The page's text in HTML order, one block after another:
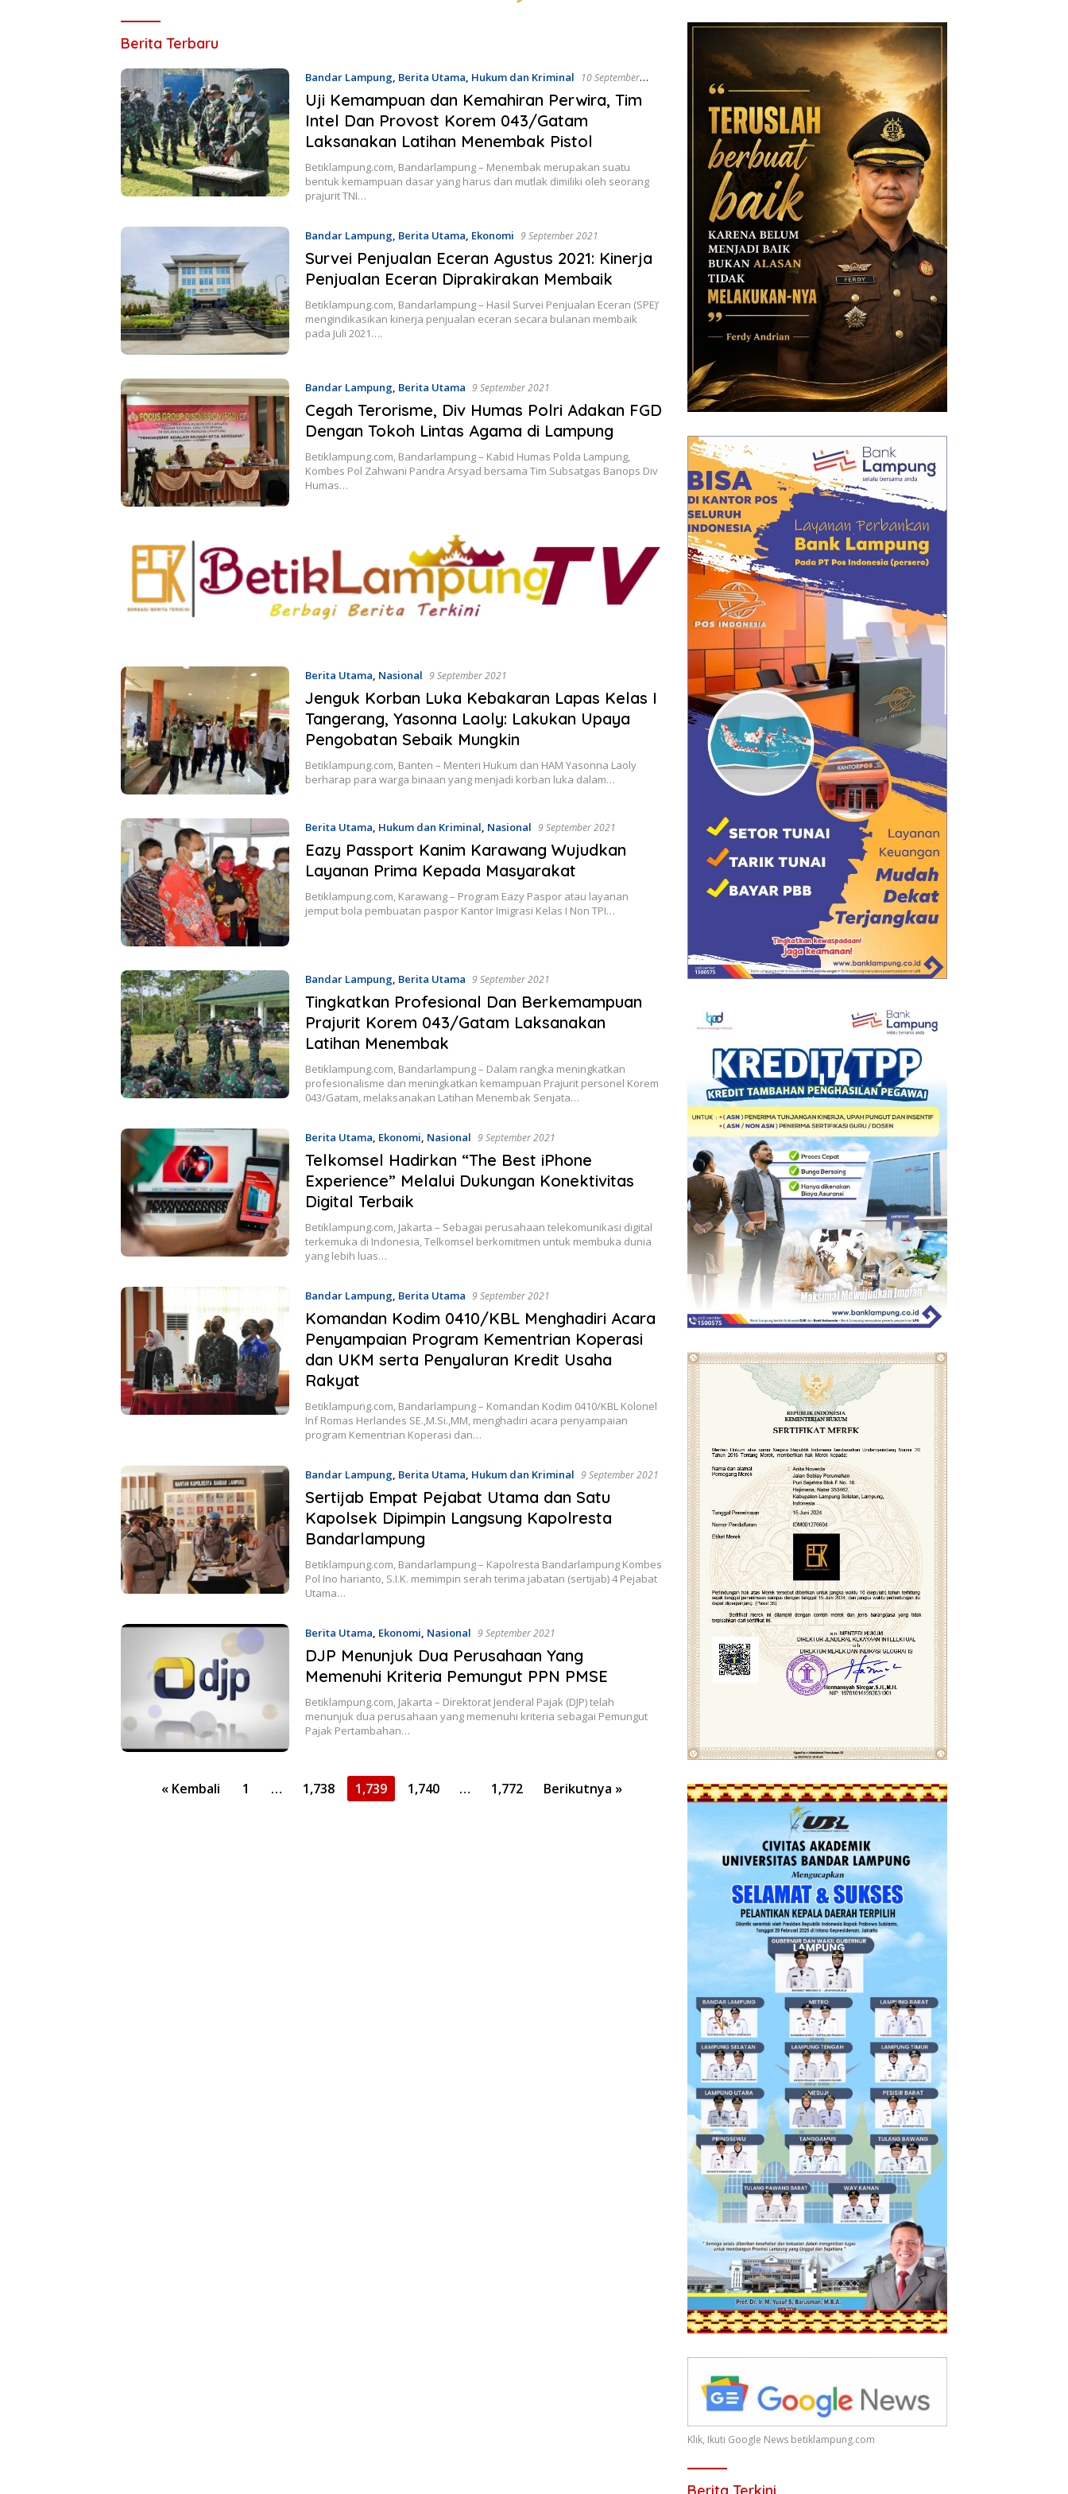
Betik
Berita Terbaru
Bandar Lampung, Berita Utama, Hukum dan Kriminal
10 September
2021
Uji Kemampuan dan Kemahiran Perwira, Tim
Intel Dan Provost Korem 043/Gatam
Laksanakan Latihan Menembak Pistol
Betiklampung.com, Bandarlampung – Menembak merupakan suatu
bentuk kemampuan dasar yang harus dan mutlak dimiliki oleh seorang
prajurit TNI…
Bandar Lampung, Berita Utama, Ekonomi 9 September 2021
Survei Penjualan Eceran Agustus 2021: Kinerja
Penjualan Eceran Diprakirakan Membaik
Betiklampung.com, Bandarlampung – Hasil Survei Penjualan Eceran (SPE)’
mengindikasikan kinerja penjualan eceran secara bulanan membaik
pada Juli 2021….
Bandar Lampung, Berita Utama 9 September 2021
Cegah Terorisme, Div Humas Polri Adakan FGD
Dengan Tokoh Lintas Agama di Lampung
Betiklampung.com, Bandarlampung – Kabid Humas Polda Lampung,
Kombes Pol Zahwani Pandra Arsyad bersama Tim Subsatgas Banops Div
Humas…
Berita Utama, Nasional 9 September 2021
Jenguk Korban Luka Kebakaran Lapas Kelas I
Tangerang, Yasonna Laoly: Lakukan Upaya
Pengobatan Sebaik Mungkin
Betiklampung.com, Banten – Menteri Hukum dan HAM Yasonna Laoly
berharap para warga binaan yang menjadi korban luka dalam…
Berita Utama, Hukum dan Kriminal, Nasional 9 September 2021
Eazy Passport Kanim Karawang Wujudkan
Layanan Prima Kepada Masyarakat
Betiklampung.com, Karawang – Program Eazy Paspor atau layanan
jemput bola pembuatan paspor Kantor Imigrasi Kelas I Non TPI…
Bandar Lampung, Berita Utama 9 September 2021
Tingkatkan Profesional Dan Berkemampuan
Prajurit Korem 043/Gatam Laksanakan
Latihan Menembak
Betiklampung.com, Bandarlampung – Dalam rangka meningkatkan
profesionalisme dan meningkatkan kemampuan Prajurit personel Korem
043/Gatam, melaksanakan Latihan Menembak Senjata…
Berita Utama, Ekonomi, Nasional 9 September 2021
Telkomsel Hadirkan “The Best iPhone
Experience” Melalui Dukungan Konektivitas
Digital Terbaik
Betiklampung.com, Jakarta – Sebagai perusahaan telekomunikasi digital
terkemuka di Indonesia, Telkomsel berkomitmen untuk membuka dunia
yang lebih luas…
Bandar Lampung, Berita Utama 9 September 2021
Komandan Kodim 0410/KBL Menghadiri Acara
Penyampaian Program Kementrian Koperasi
dan UKM serta Penyaluran Kredit Usaha
Rakyat
Betiklampung.com, Bandarlampung – Komandan Kodim 0410/KBL Kolonel
Inf Romas Herlandes SE.,M.Si.,MM, menghadiri acara penyampaian
program Kementrian Koperasi dan…
Bandar Lampung, Berita Utama, Hukum dan Kriminal 9 September 2021
Sertijab Empat Pejabat Utama dan Satu
Kapolsek Dipimpin Langsung Kapolresta
Bandarlampung
Betiklampung.com, Bandarlampung – Kapolresta Bandarlampung Kombes
Pol Ino harianto, S.I.K. memimpin serah terima jabatan (sertijab) 4 Pejabat
Utama…
Berita Utama, Ekonomi, Nasional 9 September 2021
DJP Menunjuk Dua Perusahaan Yang
Memenuhi Kriteria Pemungut PPN PMSE
Betiklampung.com, Jakarta – Direktorat Jenderal Pajak (DJP) telah
menunjuk dua perusahaan yang memenuhi kriteria sebagai Pemungut
Pajak Pertambahan…
Paginasi« Kembali 1 … 1,738 1,739 1,740 … 1,772 Berikutnya »
Klik, Ikuti Google News betiklampung.com